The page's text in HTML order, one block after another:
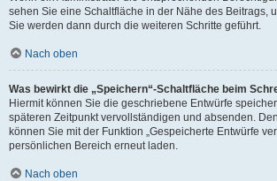
sehen Sie eine Schaltfläche in der Nähe des Beitrags,
Sie werden dann durch die weiteren Schritte geführt.
Nach oben
Was bewirkt die „Speichern“-Schaltfläche beim
Hiermit können Sie die geschriebene Entwürfe
späteren Zeitpunkt vervollständigen und absenden.
können Sie mit der Funktion „Gespeicherte Entwürfe
persönlichen Bereich erneut laden.
Nach oben